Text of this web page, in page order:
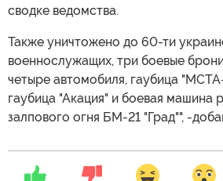
сводке ведомства.
Также уничтожено до 60-ти
военнослужащих, три боевые
четыре автомобиля, гаубица
гаубица "Акация" и боевая машина
залпового огня БМ-21 "Град"", -